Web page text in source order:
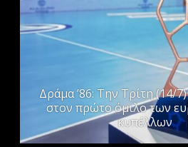
Δράμα ’86: Την Τρίτη (14/
στον πρώτο όμιλο των
κυπέλλων